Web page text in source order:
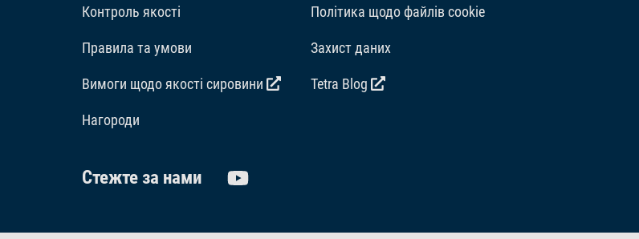
Контроль якості Політика щодо файлів cookie
Правила та умови Захист даних
Вимоги щодо якості сировини Tetra Blog
Hагороди
Стежте за нами